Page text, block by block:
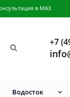
в MAX
+7
Водосток